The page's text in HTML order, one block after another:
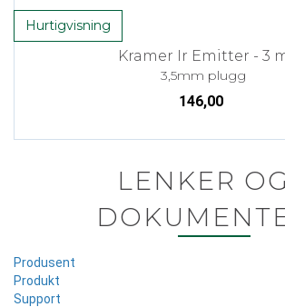
Hurtigvisning
Kramer Ir Emitter - 3
3,5mm plugg
146,00
LENKER OG
Produsent
Produkt
Support